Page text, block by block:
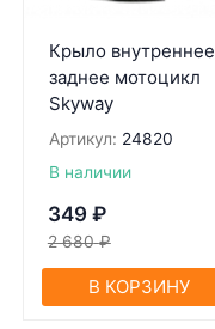
Крыло внутреннее
заднее мотоцикл
Skyway
Артикул: 24820
В наличии
349 ₽
2 680 ₽
В КОРЗИНУ